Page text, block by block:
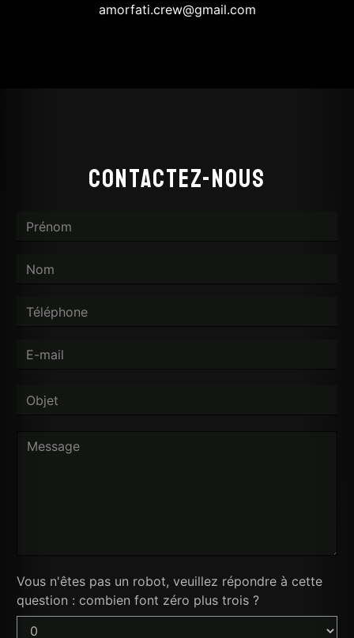
amorfati.crew@gmail.com
Contactez-nous
Vous n'êtes pas un robot, veuillez répondre à cette
question : combien font zéro plus trois ?